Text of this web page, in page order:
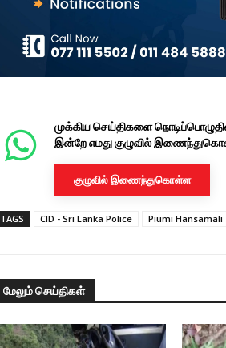
முக்கிய செய்திகளை
இன்றே எமது குழுவில்
குழுவில் இணைந்துகொள்ள
TAGS CID - Sri Lanka Police Piumi Hansamali
மேலும் செய்திகள்